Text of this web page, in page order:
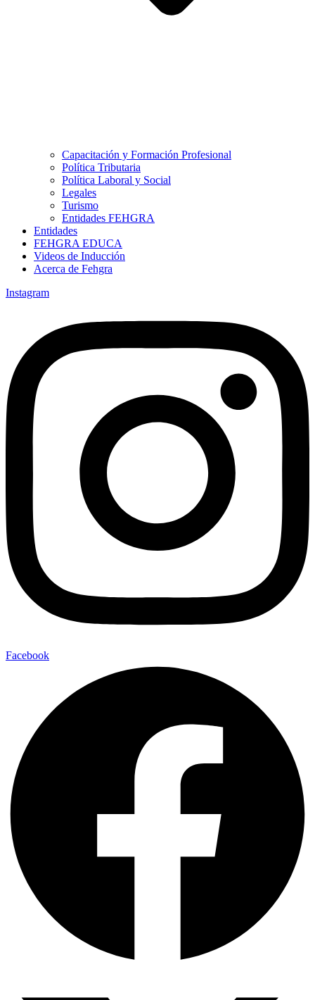
Capacitación y Formación Profesional
Política Tributaria
Política Laboral y Social
Legales
Turismo
Entidades FEHGRA
Entidades
FEHGRA EDUCA
Videos de Inducción
Acerca de Fehgra
Instagram
Facebook